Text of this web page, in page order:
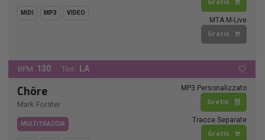
MIDI MP3 VIDEO
Gratis
MTA M-Live
Gratis
BPM: 130 Ton.: LA
Chöre
Mark Forster
MULTITRACCIA
MP3 Personalizzato
Gratis
Tracce Separate
Gratis